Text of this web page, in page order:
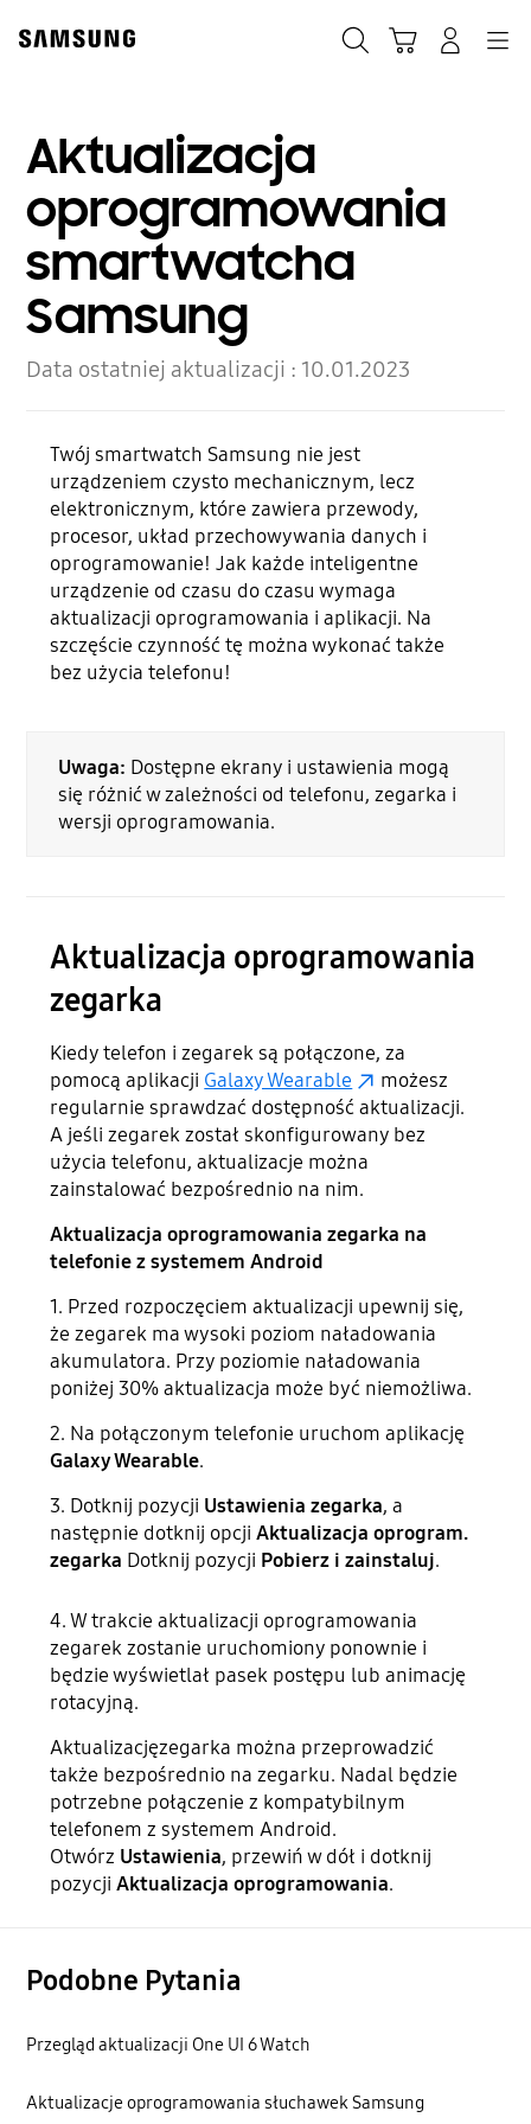
content
Aktualizacja
oprogramowania
smartwatcha
Samsung
Data ostatniej aktualizacji : 10.01.2023
Twój smartwatch Samsung nie jest
urządzeniem czysto mechanicznym, lecz
elektronicznym, które zawiera przewody,
procesor, układ przechowywania danych i
oprogramowanie! Jak każde inteligentne
urządzenie od czasu do czasu wymaga
aktualizacji oprogramowania i aplikacji. Na
szczęście czynność tę można wykonać także
bez użycia telefonu!
Uwaga: Dostępne ekrany i ustawienia mogą
się różnić w zależności od telefonu, zegarka i
wersji oprogramowania.
Aktualizacja oprogramowania
zegarka
Kiedy telefon i zegarek są połączone, za
pomocą aplikacji Galaxy Wearable
możesz
regularnie sprawdzać dostępność aktualizacji.
A jeśli zegarek został skonfigurowany bez
użycia telefonu, aktualizacje można
zainstalować bezpośrednio na nim.
Aktualizacja oprogramowania zegarka na
telefonie z systemem Android
1. Przed rozpoczęciem aktualizacji upewnij się,
że zegarek ma wysoki poziom naładowania
akumulatora. Przy poziomie naładowania
poniżej 30% aktualizacja może być niemożliwa.
2. Na połączonym telefonie uruchom aplikację
Galaxy Wearable.
3. Dotknij pozycji Ustawienia zegarka, a
następnie dotknij opcjiAktualizacja oprogram.
zegarka Dotknij pozycji Pobierz i zainstaluj.
4. W trakcie aktualizacji oprogramowania
zegarek zostanie uruchomiony ponownie i
będzie wyświetlał pasek postępu lub animację
rotacyjną.
Aktualizacjęzegarka można przeprowadzić
także bezpośrednio na zegarku. Nadal będzie
potrzebne połączenie z kompatybilnym
telefonem z systemem Android.
Otwórz Ustawienia, przewiń w dół i dotknij
pozycjiAktualizacja oprogramowania.
Podobne Pytania
Przegląd aktualizacji One UI 6 Watch
Aktualizacje oprogramowania słuchawek Samsung